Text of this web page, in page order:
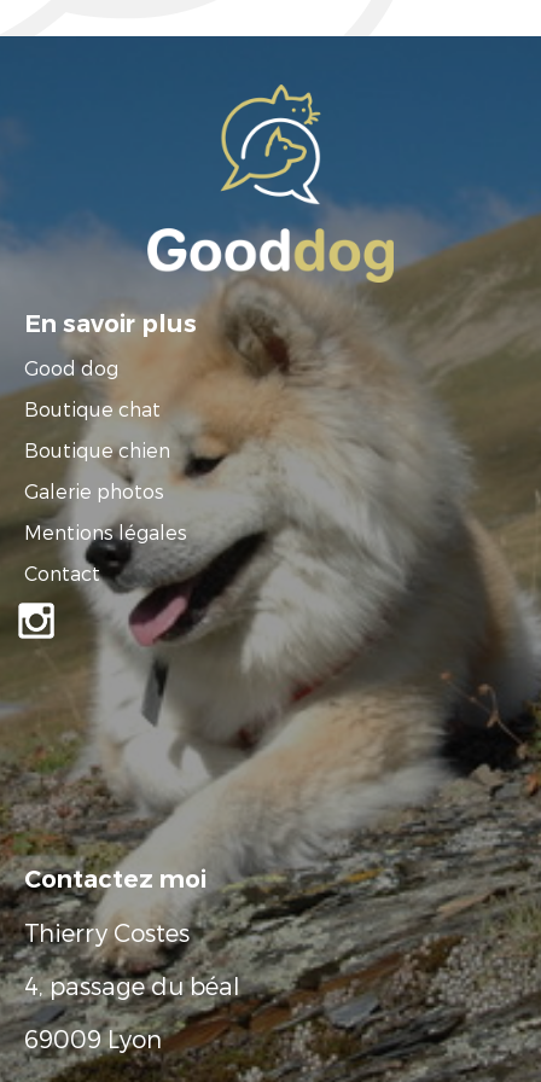
Contactez moi
Thierry Costes
4, passage du béal
69009 Lyon
En savoir plus
Good dog
Boutique chat
Boutique chien
Galerie photos
Mentions légales
Contact